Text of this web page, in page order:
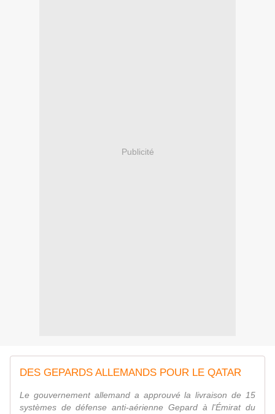
Publicité
DES GEPARDS ALLEMANDS POUR LE QATAR
Le gouvernement allemand a approuvé la livraison de 15
systèmes de défense anti-aérienne Gepard à l'Émirat du